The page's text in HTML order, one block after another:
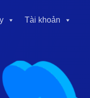
Tài khoản